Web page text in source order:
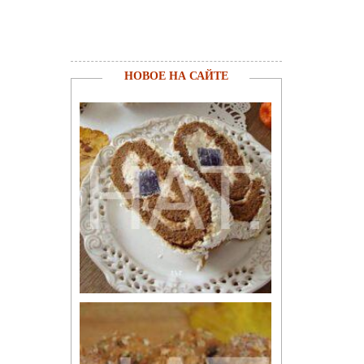
НОВОЕ НА САЙТЕ